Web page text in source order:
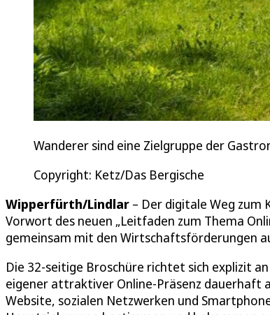
Wanderer sind eine Zielgruppe der
Copyright: Ketz/Das Bergische
Wipperfürth/Lindlar – Der digitale Weg zum
Vorwort des neuen „Leitfaden zum Thema
gemeinsam mit den Wirtschaftsförderungen
Die 32-seitige Broschüre richtet sich explizit
eigener attraktiver Online-Präsenz dauerhaft
Website, sozialen Netzwerken und